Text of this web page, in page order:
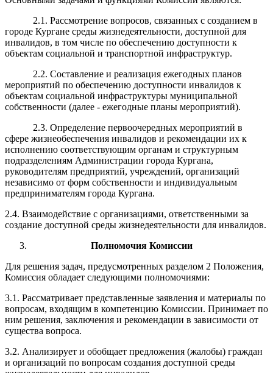
2.1. Рассмотрение вопросов, связанных с созданием в
городе Кургане среды жизнедеятельности, доступной для
инвалидов, в том числе по обеспечению доступности к
объектам социальной и транспортной инфраструктур.
2.2. Составление и реализация ежегодных планов
мероприятий по обеспечению доступности инвалидов к
объектам социальной инфраструктуры муниципальной
собственности (далее - ежегодные планы мероприятий).
2.3. Определение первоочередных мероприятий в
сфере жизнеобеспечения инвалидов и рекомендации их к
исполнению соответствующим органам и структурным
подразделениям Администрации города Кургана,
руководителям предприятий, учреждений, организаций
независимо от форм собственности и индивидуальным
предпринимателям города Кургана.
2.4. Взаимодействие с организациями, ответственными за
создание доступной среды жизнедеятельности для инвалидов.
Полномочия Комиссии
Для решения задач, предусмотренных разделом 2 Положения,
Комиссия обладает следующими полномочиями:
3.1. Рассматривает представленные заявления и материалы по
вопросам, входящим в компетенцию Комиссии. Принимает по
ним решения, заключения и рекомендации в зависимости от
существа вопроса.
3.2. Анализирует и обобщает предложения (жалобы) граждан
и организаций по вопросам создания доступной среды